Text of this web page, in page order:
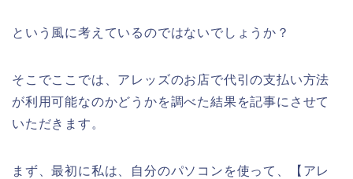
という風に考えているのではないでしょうか？
そこでここでは、アレッズのお店で代引の支払い方法
が利用可能なのかどうかを調べた結果を記事にさせて
いただきます。
まず、最初に私は、自分のパソコンを使って、【アレ